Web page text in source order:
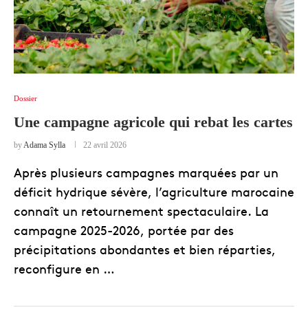
Dossier
Une campagne agricole qui rebat les cartes
byAdama Sylla 22 avril 2026
Après plusieurs campagnes marquées par un
déficit hydrique sévère, l’agriculture marocaine
connaît un retournement spectaculaire. La
campagne 2025-2026, portée par des
précipitations abondantes et bien réparties,
reconfigure en …